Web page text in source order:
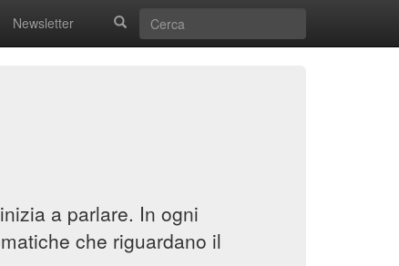
Newsletter
a parlare. In ogni
che riguardano il